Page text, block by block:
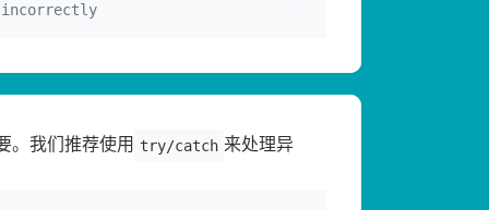
。我们推荐使用 try/catch 来处理异